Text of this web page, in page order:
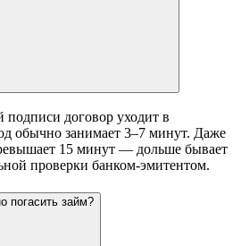
подписи договор уходит в
обычно занимает 3–7 минут. Даже
15 минут — дольше бывает
проверки банком-эмитентом.
погасить займ?